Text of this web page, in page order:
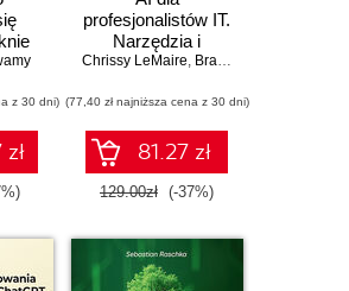
i
z 30 dni)
profesjonalistów IT.
Narzędzia i
techniki
produktywność
Chrissy LeMaire, Brandon Abshire
(77,40 zł najniższa cena z 30 dni)
81.27 zł
129.00zł (-37%)